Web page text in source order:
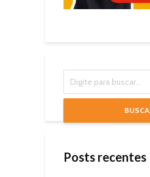
BUSCA
Posts recentes